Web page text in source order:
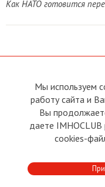
Как НАТО готовится
О сайте
Условия пользования
Политика
Мы используем
работу сайта и
Вы
даете IMHOCLUB
cookies-